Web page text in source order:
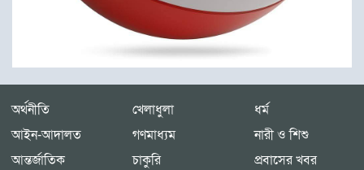
অর্থনীতি
আইন-আদালত
আন্তর্জাতিক
খেলাধুলা
গণমাধ্যম
চাকুরি
ধর্ম
নারী ও শিশু
প্রবাসের খবর